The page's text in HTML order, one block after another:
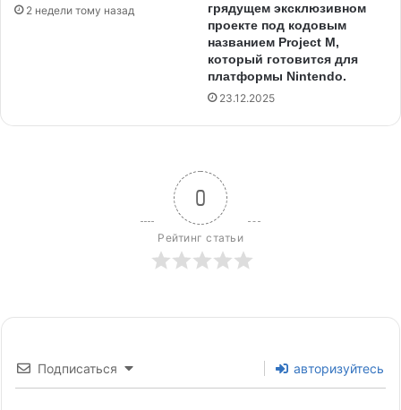
2 недели тому назад
грядущем эксклюзивном
проекте под кодовым
названием Project M,
который готовится для
платформы Nintendo.
23.12.2025
0
Рейтинг статьи
Подписаться авторизуйтесь